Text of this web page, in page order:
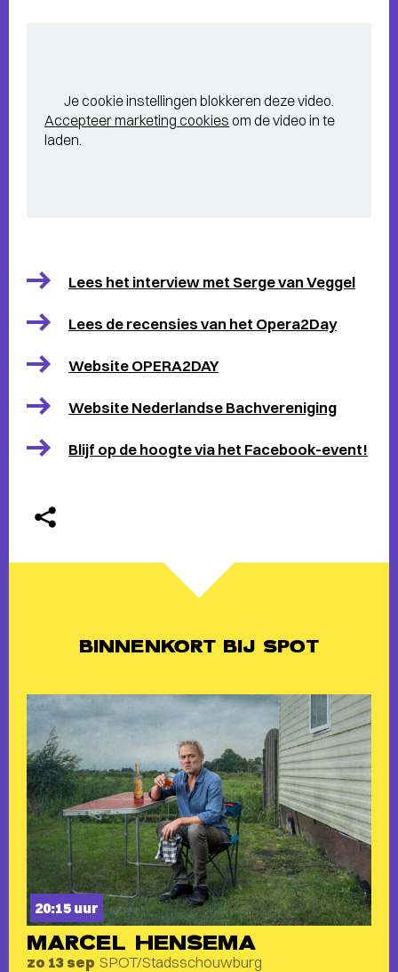
Je cookie instellingen blokkeren deze video.
Accepteer marketing cookies om de video in te
laden.
Lees het interview met Serge van Veggel
Lees de recensies van het Opera2Day
Website OPERA2DAY
Website Nederlandse Bachvereniging
Blijf op de hoogte via het Facebook-event!
BINNENKORT BIJ SPOT
20:15 uur
MARCEL HENSEMA
zo 13 sep SPOT/Stadsschouwburg